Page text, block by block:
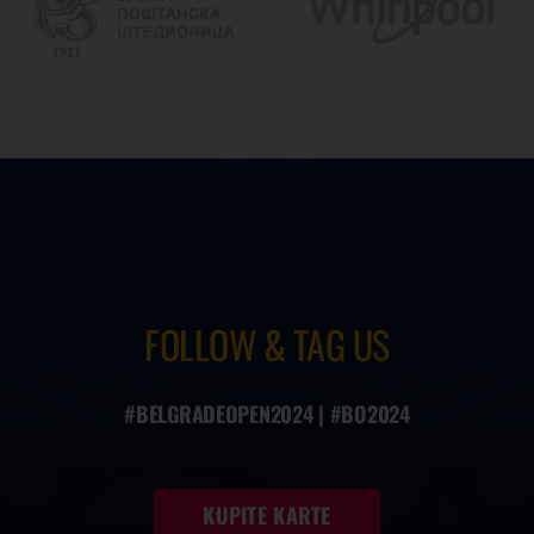
FOLLOW & TAG US
#BELGRADEOPEN2024 | #BO2024
KUPITE KARTE